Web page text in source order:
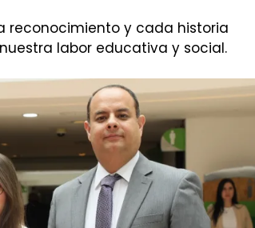
reconocimiento y cada historia
labor educativa y social.